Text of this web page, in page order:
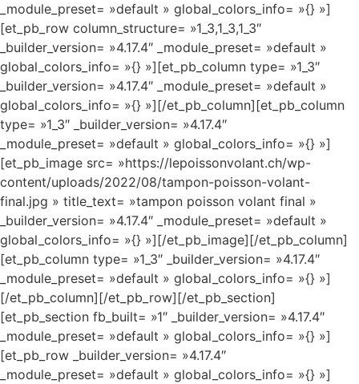
_module_preset= »default » global_colors_info= »{} »]
[et_pb_row column_structure= »1_3,1_3,1_3″
_builder_version= »4.17.4″ _module_preset= »default »
global_colors_info= »{} »][et_pb_column type= »1_3″
_builder_version= »4.17.4″ _module_preset= »default »
global_colors_info= »{} »][/et_pb_column][et_pb_column
type= »1_3″ _builder_version= »4.17.4″
_module_preset= »default » global_colors_info= »{} »]
[et_pb_image src= »https://lepoissonvolant.ch/wp-
content/uploads/2022/08/tampon-poisson-volant-
final.jpg » title_text= »tampon poisson volant final »
_builder_version= »4.17.4″ _module_preset= »default »
global_colors_info= »{} »][/et_pb_image][/et_pb_column]
[et_pb_column type= »1_3″ _builder_version= »4.17.4″
_module_preset= »default » global_colors_info= »{} »]
[/et_pb_column][/et_pb_row][/et_pb_section]
[et_pb_section fb_built= »1″ _builder_version= »4.17.4″
_module_preset= »default » global_colors_info= »{} »]
[et_pb_row _builder_version= »4.17.4″
_module_preset= »default » global_colors_info= »{} »]